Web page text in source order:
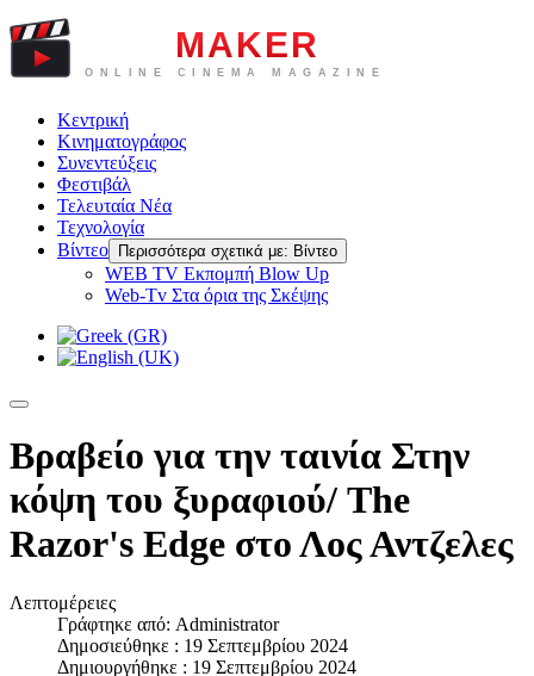
Κεντρική
Κινηματογράφος
Συνεντεύξεις
Φεστιβάλ
Τελευταία Νέα
Τεχνολογία
Βίντεο
Περισσότερα σχετικά με: Βίντεο
WEB TV Eκπομπή Blow Up
Web-Tv Στα όρια της Σκέψης
Βραβείο για την ταινία Στην
κόψη του ξυραφιού/ The
Razor's Edge στο Λος Αντζελες
Λεπτομέρειες
Γράφτηκε από: Administrator
Δημοσιεύθηκε : 19 Σεπτεμβρίου 2024
Δημιουργήθηκε : 19 Σεπτεμβρίου 2024